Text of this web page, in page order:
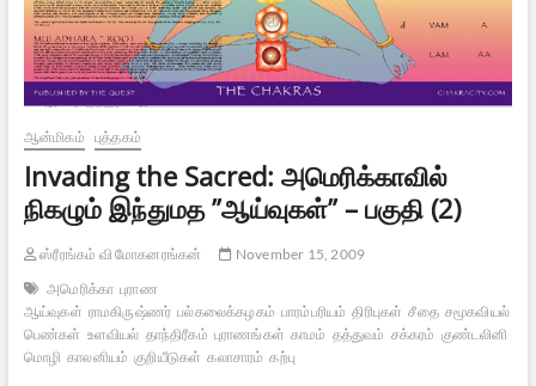
ஆன்மிகம் புத்தகம்
Invading the Sacred: அமெரிக்காவில்
நிகழும் இந்துமத ”ஆய்வுகள்” – பகுதி (2)
ஸ்ரீரங்கம் வி மோகனரங்கன்
November 15, 2009
அமெரிக்கா புராண
ஆய்வுகள் ராமகிருஷ்ணர் பல்கலைக்கழகம் பாரம்பரியம் திரிபுகள் சீதை சமூகவியல்
பெண்கள் உளவியல் தாந்திரீகம் புராணங்கள் காமம் தத்துவம் சக்கரம் குண்டலினி
மொழி காலனியம் குறியீடுகள் கலாசாரம் கற்பு